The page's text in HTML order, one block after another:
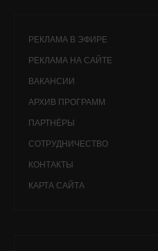
РЕКЛАМА В ЭФИРЕ
РЕКЛАМА НА САЙТЕ
ВАКАНСИИ
АРХИВ ПРОГРАММ
ПАРТНЁРЫ
СОТРУДНИЧЕСТВО
КОНТАКТЫ
КАРТА САЙТА